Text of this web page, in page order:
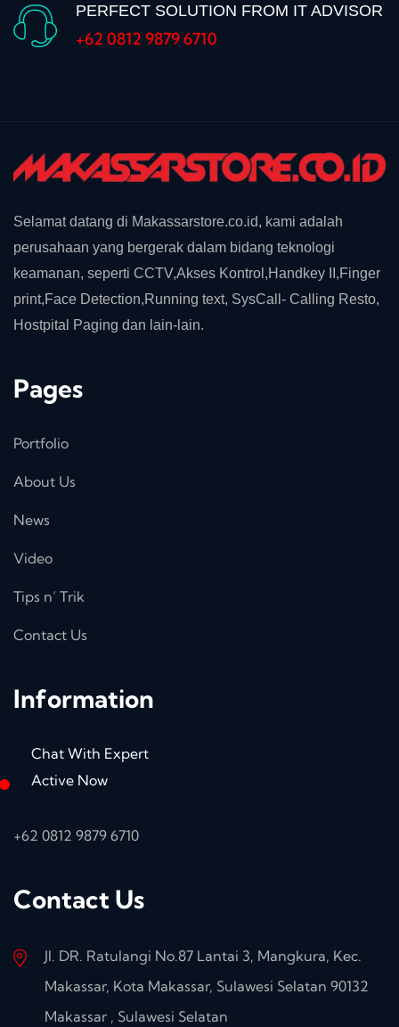
PERFECT SOLUTION FROM IT ADVISOR
+62 0812 9879 6710
Selamat datang di Makassarstore.co.id, kami adalah
perusahaan yang bergerak dalam bidang teknologi
keamanan, seperti CCTV,Akses Kontrol,Handkey II,Finger
print,Face Detection,Running text, SysCall- Calling Resto,
Hostpital Paging dan lain-lain.
Pages
Portfolio
About Us
News
Video
Tips n’ Trik
Contact Us
Information
Chat With Expert
Active Now
+62 0812 9879 6710
Contact Us
Jl. DR. Ratulangi No.87 Lantai 3, Mangkura, Kec.
Makassar, Kota Makassar, Sulawesi Selatan 90132
Makassar , Sulawesi Selatan